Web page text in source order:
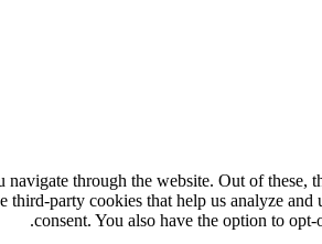
through the website. Out of these,
party cookies that help us analyze
consent. You also have the option to